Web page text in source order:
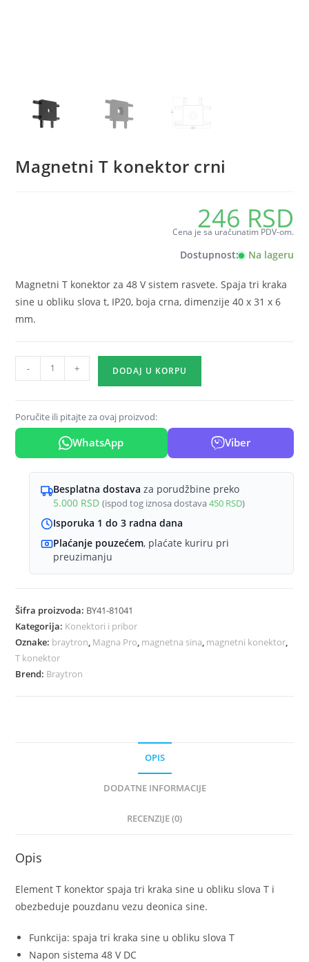
Magnetni T konektor crni
246 RSD
Cena je sa uračunatim PDV-om.
Dostupnost: Na lageru
Magnetni T konektor za 48 V sistem rasvete. Spaja tri kraka
sine u obliku slova t, IP20, boja crna, dimenzije 40 x 31 x 6
mm.
Magnetni
T
crni
količina
- + DODAJ U KORPU
Poručite ili pitajte za ovaj proizvod:
WhatsApp Viber
Besplatna dostava za porudžbine preko
5.000 RSD (ispod tog iznosa dostava450 RSD)
Isporuka 1 do 3 radna dana
Plaćanje pouzećem, plaćate kuriru pri
preuzimanju
Šifra proizvoda: BY41-81041
Kategorija: Konektori i pribor
Oznake: braytron, Magna Pro, magnetna sina, magnetni konektor,
T konektor
Brend: Braytron
OPIS
DODATNE INFORMACIJE
RECENZIJE (0)
Opis
Element T konektor spaja tri kraka sine u obliku slova T i
obezbeduje pouzdanu vezu deonica sine.
Funkcija: spaja tri kraka sine u obliku slova T
Napon sistema 48 V DC